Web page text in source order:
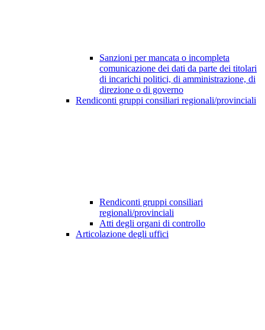
Sanzioni per mancata o incompleta
comunicazione dei dati da parte dei titolari
di incarichi politici, di amministrazione, di
direzione o di governo
Rendiconti gruppi consiliari regionali/provinciali
Rendiconti gruppi consiliari
regionali/provinciali
Atti degli organi di controllo
Articolazione degli uffici